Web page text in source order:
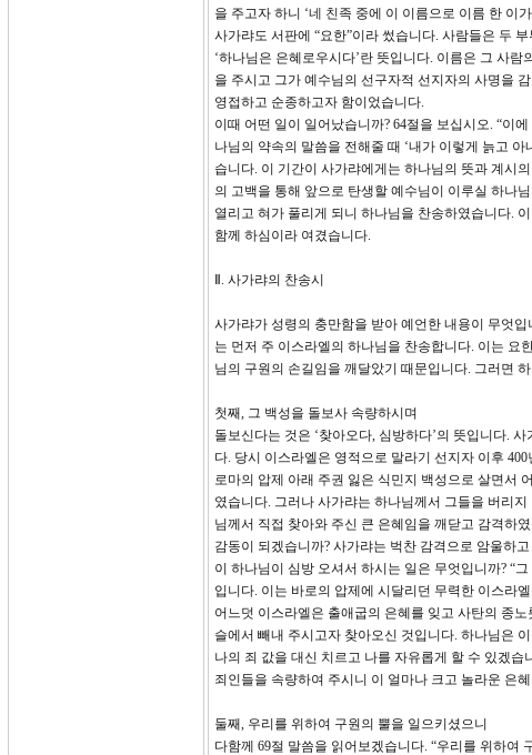
을 주고자 하니 ‘네 친족 중에 이 이름으로 이름 한 이
사가랴도 서판에 “요한”이라 썼습니다. 사람들은 두
‘하나님은 은혜로우시다’란 뜻입니다. 이름은 그 사
을 주시고 그가 예수님의 선구자적 선지자의 사명을
영접하고 순종하고자 함이었습니다.
이때 어떤 일이 일어났습니까? 64절을 보십시오. “이
나님의 약속의 말씀을 전해줄 때 ‘내가 이렇게 늙고
습니다. 이 기간이 사가랴에게는 하나님의 뜻과 계시
의 고백을 통해 앞으로 탄생할 예수님이 이루실 하나
열리고 혀가 풀리게 되니 하나님을 찬송하였습니다.
함께 하심이라 여겼습니다.
Ⅱ. 사가랴의 찬송시
사가랴가 성령의 충만함을 받아 예언한 내용이 무엇
는 먼저 주 이스라엘의 하나님을 찬송합니다. 이는 요
님의 구원의 손길임을 깨달았기 때문입니다. 그러면
첫째, 그 백성을 돌보사 속량하시며
돌보신다는 것은 ‘찾아오다, 심방하다’의 뜻입니다.
다. 당시 이스라엘은 영적으로 말라기 선지자 이후
로마의 압제 아래 주권 잃은 식민지 백성으로 살면서
였습니다. 그러나 사가랴는 하나님께서 그들을 버리
님께서 직접 찾아와 주신 큰 은혜임을 깨닫고 감격하
감동이 되겠습니까? 사가랴는 벅찬 감격으로 암울하
이 하나님이 심방 오셔서 하시는 일은 무엇입니까? “
입니다. 이는 바로의 압제에 시달리던 무력한 이스라
어느덧 이스라엘은 출애굽의 은혜를 잊고 사탄의 종
슬에서 빼내 주시고자 찾아오신 것입니다. 하나님은
나의 죄 값을 대신 치르고 나를 자유롭게 할 수 있겠
죄인들을 속량하여 주시니 이 얼마나 크고 놀라운 은
둘째, 우리를 위하여 구원의 뿔을 일으키셨으니
다함께 69절 말씀을 읽어보겠습니다. “우리를 위하여